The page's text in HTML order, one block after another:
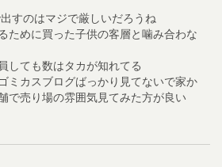
すのはマジで厳しいだろうね
ために買った子供の客層と噛み合わな
しても数はタカが知れてる
ミカスブログばっかり見てないで家か
で売り場の雰囲気見てみた方が良い